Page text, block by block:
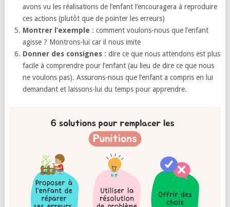
avons vu les réalisations de l’enfant l’encouragera à reproduire
ces actions (plutôt que de pointer les erreurs)
Montrer l’exemple : comment voulons-nous que l’enfant
agisse ? Montrons-lui car il nous imite
Donner des consignes : dire ce que nous attendons est plus
facile à comprendre pour l’enfant (au lieu de dire ce que nous
ne voulons pas). Assurons-nous que l’enfant a compris en lui
demandant et laissons-lui du temps pour apprendre.